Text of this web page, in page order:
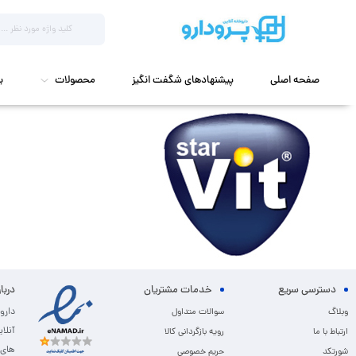
صفحه اصلی پیشنهادهای شگفت انگیز محصولات
دسترسی سریع
وبلاگ
ارتباط با ما
شورتکد
خدمات مشتریان
سوالات متداول
رویه بازگردانی کالا
حریم خصوصی